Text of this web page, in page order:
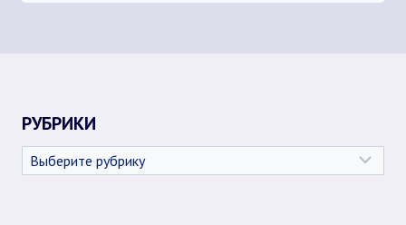
РУБРИКИ
Рубрики